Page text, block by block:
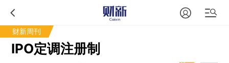
财新周刊
IPO定调注册制